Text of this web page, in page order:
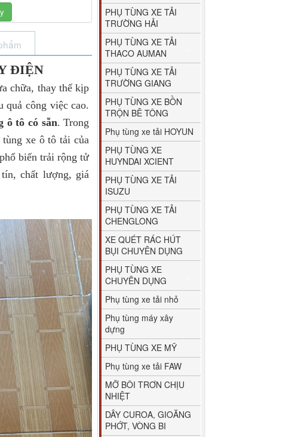
ĐIỆN
chữa, thay thế kịp
công việc cao.
ô tô có sẵn. Trong
tùng xe ô tô tải của
biến trải rộng tử
chất lượng, giá
PHỤ TÙNG XE TẢI
TRƯỜNG HẢI
PHỤ TÙNG XE TẢI
THACO AUMAN
PHỤ TÙNG XE TẢI
TRƯỜNG GIANG
PHỤ TÙNG XE BỒN
TRỘN BÊ TÔNG
Phụ tùng xe tải HOYUN
PHỤ TÙNG XE
HUYNDAI XCIENT
PHỤ TÙNG XE TẢI
ISUZU
PHỤ TÙNG XE TẢI
CHENGLONG
XE QUÉT RÁC HÚT
BỤI CHUYÊN DỤNG
PHỤ TÙNG XE
CHUYÊN DỤNG
Phụ tùng xe tải nhỏ
Phụ tùng máy xây
dựng
PHỤ TÙNG XE MỸ
Phụ tùng xe tải FAW
MỠ BÔI TRƠN CHỊU
NHIỆT
DÂY CUROA, GIOĂNG
PHỚT, VÒNG BI